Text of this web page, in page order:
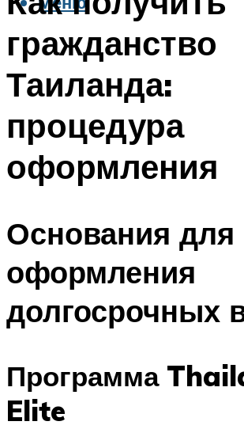
гражданство
Таиланда:
процедура
оформления
Основания для
оформления
долгосрочных
Программа
Elite